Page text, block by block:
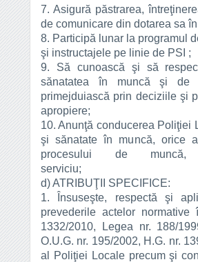
7. Asigură păstrarea,
de comunicare din dotarea sa
8. Participă lunar la programul
şi instructajele pe linie de PSI ;
9. Să cunoască şi să
sănatatea în muncă şi de
primejduiască prin deciziile şi
apropiere;
10. Anunţă conducerea Poliţiei
şi sănatate în muncă, orice
procesului de
d) ATRIBUŢII SPECIFICE:
1. Însuseşte, respectă şi
prevederile actelor
1332/2010, Legea nr. 188/
O.U.G. nr. 195/2002, H.G. nr.
al Poliţiei Locale precum şi